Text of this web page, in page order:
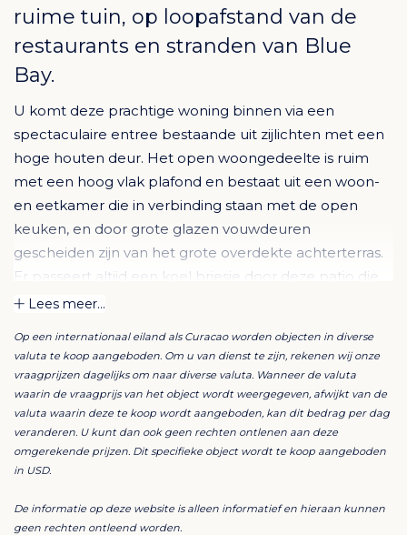
ruime tuin, op loopafstand van de
restaurants en stranden van Blue
Bay.
U komt deze prachtige woning binnen via een
spectaculaire entree bestaande uit zijlichten met een
hoge houten deur. Het open woongedeelte is ruim
met een hoog vlak plafond en bestaat uit een woon-
en eetkamer die in verbinding staan ​​met de open
keuken, en door grote glazen vouwdeuren
gescheiden zijn van het grote overdekte achterterras.
Er passeert altijd een koel briesje door deze patio die
plaats maakt voor een prachtig 4x6 zwembad
De volledig uitgeruste moderne keuken is gemaakt
van eersteklas materialen en beschikt over een 4- tot
5-zits keukeneiland. Via een eigen gang bereik je de
hoofdslaapkamer met een geweldige dubbele
inloopkast met schuurdeur en de indrukwekkende
badkamer met dubbele wastafelkasten,
hoogwaardige luxe accessoires.
Lees meer...
Op een internationaal eiland als Curacao worden objecten in diverse
valuta te koop aangeboden. Om u van dienst te zijn, rekenen wij onze
vraagprijzen dagelijks om naar diverse valuta. Wanneer de valuta
waarin de vraagprijs van het object wordt weergegeven, afwijkt van de
valuta waarin deze te koop wordt aangeboden, kan dit bedrag per dag
veranderen. U kunt dan ook geen rechten ontlenen aan deze
omgerekende prijzen. Dit specifieke object wordt te koop aangeboden
in USD.
De informatie op deze website is alleen informatief en hieraan kunnen
geen rechten ontleend worden.